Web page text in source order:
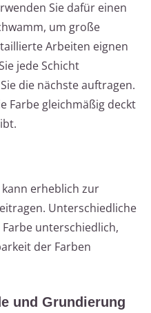
Sie dafür einen
um große
Arbeiten eignen
jede Schicht
die nächste auftragen.
Farbe gleichmäßig deckt
erheblich zur
Unterschiedliche
unterschiedlich,
der Farben
und Grundierung